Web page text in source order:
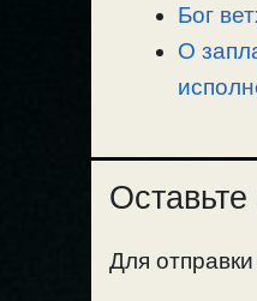
Бог
О
Для